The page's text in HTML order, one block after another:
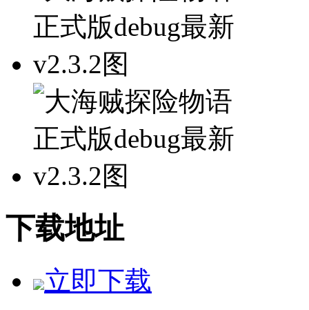
下载地址
立即下载